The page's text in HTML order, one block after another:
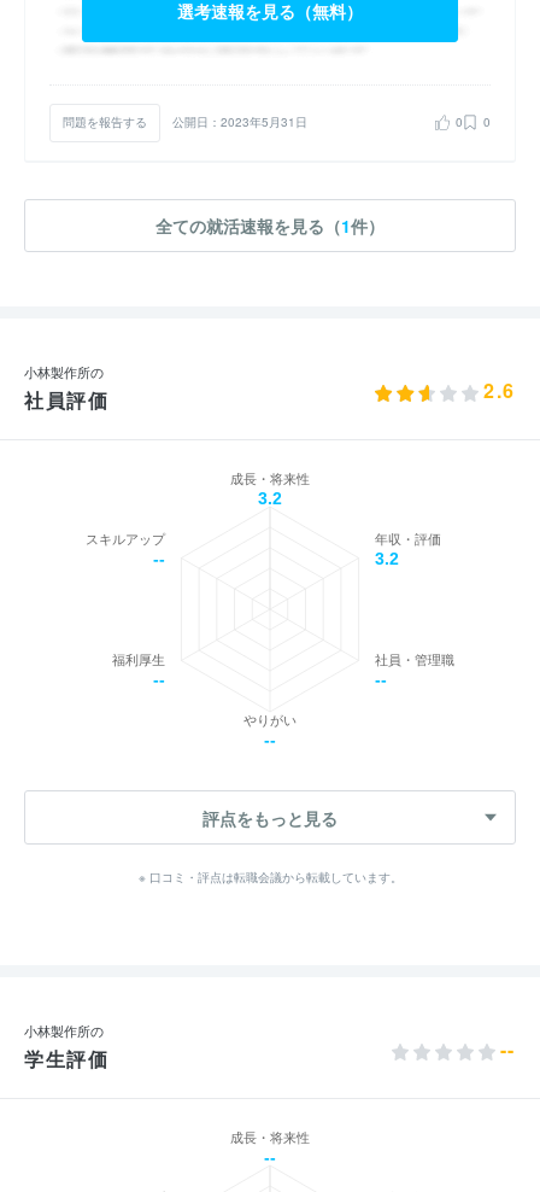
選考速報を見る（無料）
問題を報告する 公開日：2023年5月31日 0 0
全ての就活速報を見る（1件）
小林製作所の
社員評価 2.6
成長・将来性
3.2
年収・評価
3.2
社員・管理職
--
やりがい
--
福利厚生
--
スキルアップ
--
評点をもっと見る
※ 口コミ・評点は転職会議から転載しています。
小林製作所の
学生評価 --
成長・将来性
--